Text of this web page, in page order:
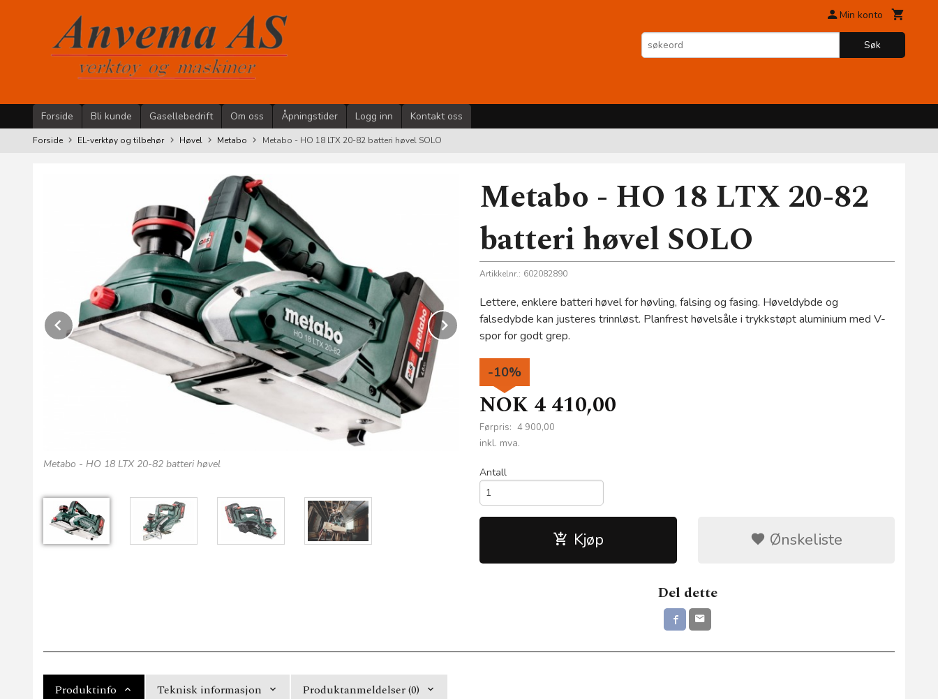
Min konto
Søk
Forside Bli kunde Gasellebedrift Om oss Åpningstider Logg inn Kontakt oss
Forside EL-verktøy og tilbehør Høvel Metabo Metabo - HO 18 LTX 20-82 batteri høvel SOLO
Metabo - HO 18 LTX 20-82 batteri høvel
Prev Next
Metabo - HO 18 LTX 20-82
batteri høvel SOLO
Artikkelnr.: 602082890
Lettere, enklere batteri høvel for høvling, falsing og fasing. Høveldybde og
falsedybde kan justeres trinnløst. Planfrest høvelsåle i trykkstøpt aluminium med V-
spor for godt grep.
NOK4 410,00
Førpris: 4 900,00
Rabatt
-10%
inkl. mva.
Antall
Kjøp Ønskeliste
Del dette
Produktinfo Teknisk informasjon Produktanmeldelser (0)